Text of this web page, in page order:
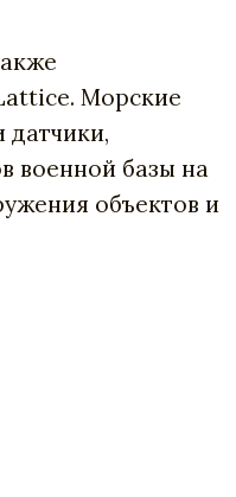
Морские
датчики,
военной базы на
объектов и